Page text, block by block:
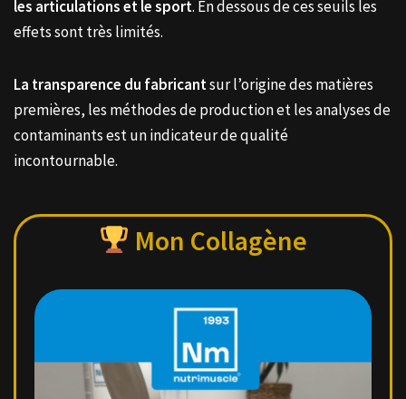
les articulations et le sport. En dessous de ces seuils les
effets sont très limités.
La transparence du fabricantsur l’origine des matières
premières, les méthodes de production et les analyses de
contaminants est un indicateur de qualité
incontournable.
Mon Collagène